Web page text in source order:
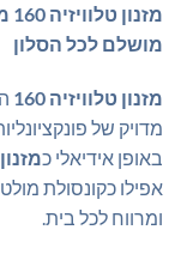
מושלם לכל הסלון
מזנון טלוויזיה 160
מדויק של
באופן אידיאלי כמזנון
אפילו כקונסולת
ומרווח לכל בית.